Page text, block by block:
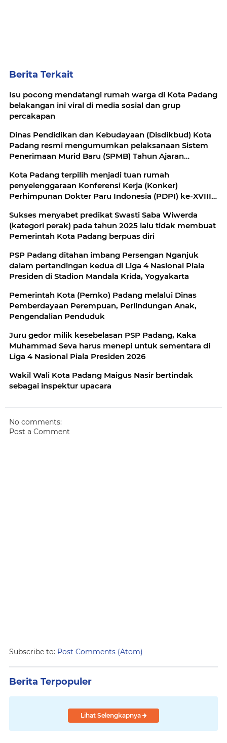
Berita Terkait
Isu pocong mendatangi rumah warga di Kota Padang
belakangan ini viral di media sosial dan grup
percakapan
Dinas Pendidikan dan Kebudayaan (Disdikbud) Kota
Padang resmi mengumumkan pelaksanaan Sistem
Penerimaan Murid Baru (SPMB) Tahun Ajaran
Kota Padang terpilih menjadi tuan rumah
penyelenggaraan Konferensi Kerja (Konker)
Perhimpunan Dokter Paru Indonesia (PDPI) ke-XVIII
mendatang
Sukses menyabet predikat Swasti Saba Wiwerda
(kategori perak) pada tahun 2025 lalu tidak membuat
Pemerintah Kota Padang berpuas diri
PSP Padang ditahan imbang Persengan Nganjuk
dalam pertandingan kedua di Liga 4 Nasional Piala
Presiden di Stadion Mandala Krida, Yogyakarta
Pemerintah Kota (Pemko) Padang melalui Dinas
Pemberdayaan Perempuan, Perlindungan Anak,
Pengendalian Penduduk
Juru gedor milik kesebelasan PSP Padang, Kaka
Muhammad Seva harus menepi untuk sementara di
Liga 4 Nasional Piala Presiden 2026
Wakil Wali Kota Padang Maigus Nasir bertindak
sebagai inspektur upacara
No comments:
Post a Comment
Subscribe to: Post Comments (Atom)
Berita Terpopuler
Lihat Selengkapnya